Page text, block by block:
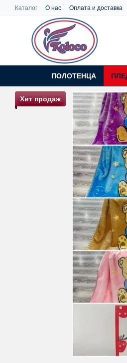
Перейти к основному контенту
Каталог О нас Оплата и доставка
ПОЛОТЕНЦА
Хит продаж